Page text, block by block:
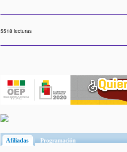
5518 lecturas
Afiliadas (solapa activa)
Programación